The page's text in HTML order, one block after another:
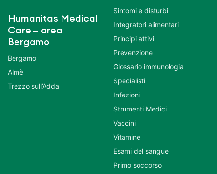
Humanitas Medical
Care – area
Bergamo
Bergamo
Almè
Trezzo sull’Adda
Sintomi e disturbi
Integratori alimentari
Principi attivi
Prevenzione
Glossario immunologia
Specialisti
Infezioni
Strumenti Medici
Vaccini
Vitamine
Esami del sangue
Primo soccorso